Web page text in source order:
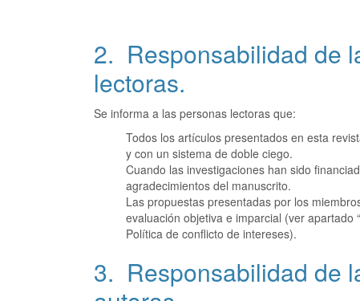
2. Responsabilidad de
lectoras.
Se informa a las personas lectoras que:
Todos los artículos presentados en esta
y con un sistema de doble ciego.
Cuando las investigaciones han sido
agradecimientos del manuscrito.
Las propuestas presentadas por los
evaluación objetiva e imparcial (ver
Política de conflicto de intereses).
3. Responsabilidad de